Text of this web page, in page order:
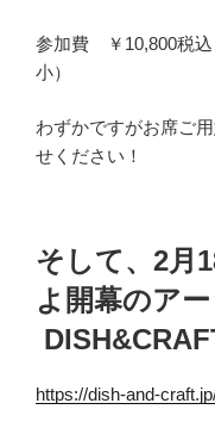
参加費 ￥10,800税
小）
わずかですがお席ご
せください！
そして、2月
よ開幕のア
https://dish-and-